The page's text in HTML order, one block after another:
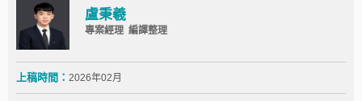
盧秉羲
專案經理 編譯整理
上稿時間： 2026年02月